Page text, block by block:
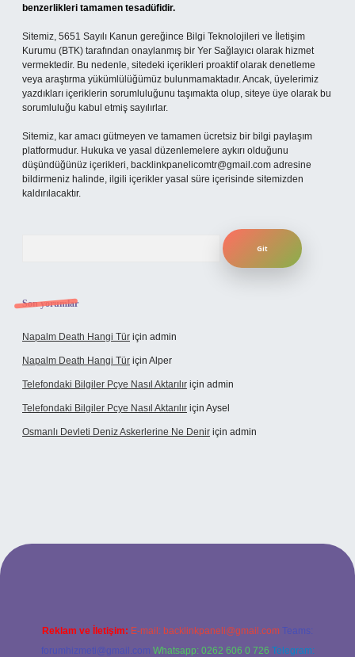
benzerlikleri tamamen tesadüfidir.
Sitemiz, 5651 Sayılı Kanun gereğince Bilgi Teknolojileri ve İletişim
Kurumu (BTK) tarafından onaylanmış bir Yer Sağlayıcı olarak hizmet
vermektedir. Bu nedenle, sitedeki içerikleri proaktif olarak denetleme
veya araştırma yükümlülüğümüz bulunmamaktadır. Ancak, üyelerimiz
yazdıkları içeriklerin sorumluluğunu taşımakta olup, siteye üye olarak bu
sorumluluğu kabul etmiş sayılırlar.
Sitemiz, kar amacı gütmeyen ve tamamen ücretsiz bir bilgi paylaşım
platformudur. Hukuka ve yasal düzenlemelere aykırı olduğunu
düşündüğünüz içerikleri, backlinkpanelicomtr@gmail.com adresine
bildirmeniz halinde, ilgili içerikler yasal süre içerisinde sitemizden
kaldırılacaktır.
Son yorumlar
Napalm Death Hangi Tür için admin
Napalm Death Hangi Tür için Alper
Telefondaki Bilgiler Pcye Nasıl Aktarılır için admin
Telefondaki Bilgiler Pcye Nasıl Aktarılır için Aysel
Osmanlı Devleti Deniz Askerlerine Ne Denir için admin
giriş
Reklam ve İletişim: E-mail: backlinkpaneli@gmail.com Teams:
forumhizmeti@gmail.com Whatsapp: 0262 606 0 726 Telegram: